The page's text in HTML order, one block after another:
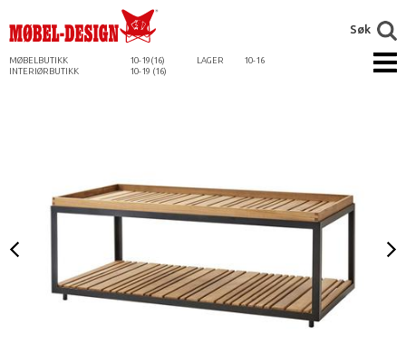
MØBELBUTIKK 10-19(16) LAGER
10-16
INTERIØRBUTIKK
10-19 (16)
Søk